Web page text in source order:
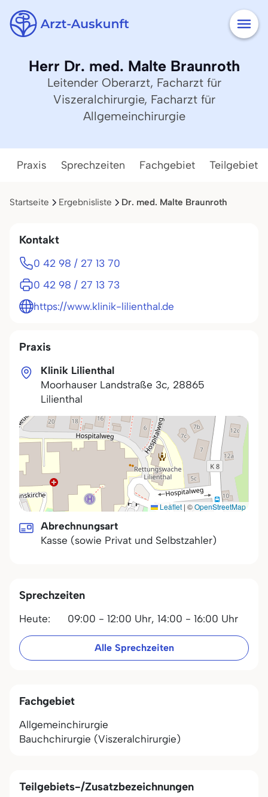
Herr Dr. med. Malte Braunroth
Leitender Oberarzt, Facharzt für
Viszeralchirurgie, Facharzt für
Allgemeinchirurgie
Praxis Sprechzeiten Fachgebiet Teilgebiete
Startseite Ergebnisliste Dr. med. Malte Braunroth
Praxis
Klinik Lilienthal
Moorhauser Landstraße 3c, 28865
Lilienthal
Leaflet | ©OpenStreetMap
Abrechnungsart
Kasse (sowie Privat und Selbstzahler)
Sprechzeiten
Heute: 09:00 - 12:00 Uhr, 14:00 - 16:00 Uhr
Alle Sprechzeiten
Fachgebiet
Allgemeinchirurgie
Bauchchirurgie (Viszeralchirurgie)
Teilgebiets-/Zusatzbezeichnungen
Kontakt
0 42 98 / 27 13 70
0 42 98 / 27 13 73
https://www.klinik-lilienthal.de